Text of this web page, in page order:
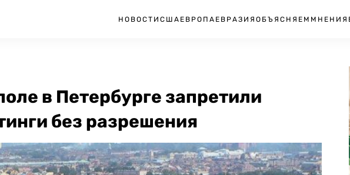
НОВОСТИ США ЕВРОПА ЕВРАЗИЯ ОБЪЯСНЯЕМ МНЕНИЯ
в Петербурге запретили
без разрешения